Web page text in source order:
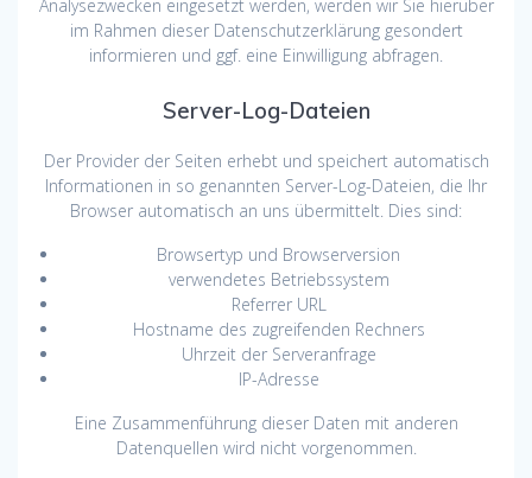
Analysezwecken eingesetzt werden, werden wir Sie hierüber
im Rahmen dieser Datenschutzerklärung gesondert
informieren und ggf. eine Einwilligung abfragen.
Server-Log-Dateien
Der Provider der Seiten erhebt und speichert automatisch
Informationen in so genannten Server-Log-Dateien, die Ihr
Browser automatisch an uns übermittelt. Dies sind:
Browsertyp und Browserversion
verwendetes Betriebssystem
Referrer URL
Hostname des zugreifenden Rechners
Uhrzeit der Serveranfrage
IP-Adresse
Eine Zusammenführung dieser Daten mit anderen
Datenquellen wird nicht vorgenommen.